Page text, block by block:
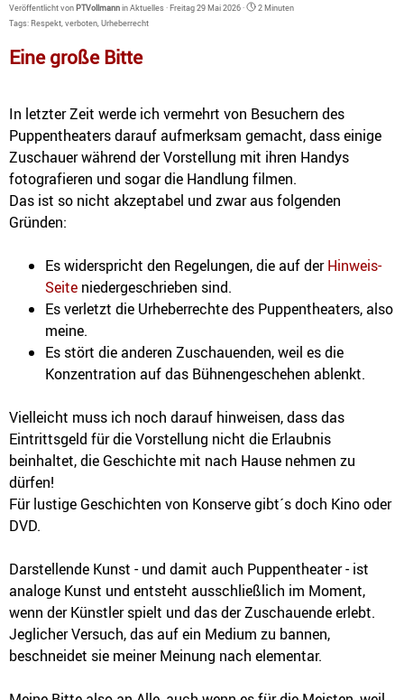
Veröffentlicht vonPTVollmanninAktuelles· Freitag 29 Mai 2026 ·
2 Minuten
Tags:Respekt,verboten,Urheberrecht
Eine große Bitte
In letzter Zeit werde ich vermehrt von Besuchern des
Puppentheaters darauf aufmerksam gemacht, dass einige
Zuschauer während der Vorstellung mit ihren Handys
fotografieren und sogar die Handlung filmen.
Das ist so nicht akzeptabel und zwar aus folgenden
Gründen:
Es widerspricht den Regelungen, die auf derHinweis-
Seite niedergeschrieben sind.
Es verletzt die Urheberrechte des Puppentheaters, also
meine.
Es stört die anderen Zuschauenden, weil es die
Konzentration auf das Bühnengeschehen ablenkt.
Vielleicht muss ich noch darauf hinweisen, dass das
Eintrittsgeld für die Vorstellung nicht die Erlaubnis
beinhaltet, die Geschichte mit nach Hause nehmen zu
dürfen!
Für lustige Geschichten von Konserve gibt´s doch Kino oder
DVD.
Darstellende Kunst - und damit auch Puppentheater - ist
analoge Kunst und entsteht ausschließlich im Moment,
wenn der Künstler spielt und das der Zuschauende erlebt.
Jeglicher Versuch, das auf ein Medium zu bannen,
beschneidet sie meiner Meinung nach elementar.